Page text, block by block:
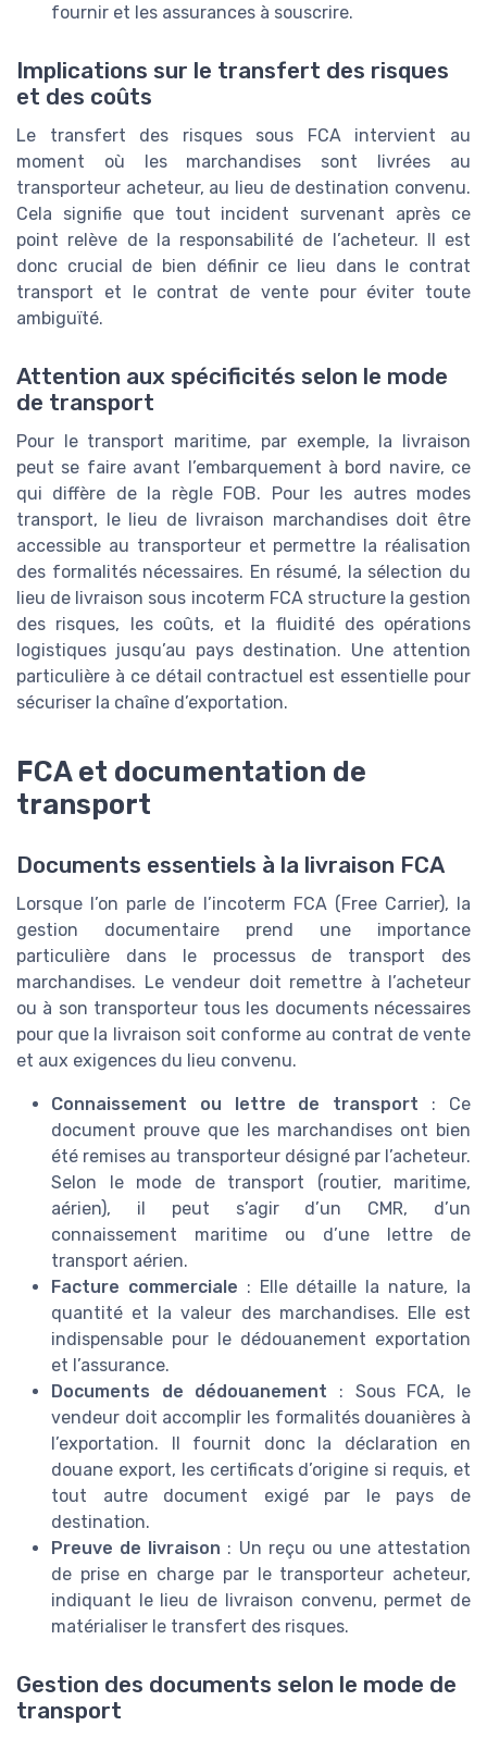
fournir et les assurances à souscrire.
Implications sur le transfert des risques
et des coûts
Le transfert des risques sous FCA intervient au
moment où les marchandises sont livrées au
transporteur acheteur, au lieu de destination convenu.
Cela signifie que tout incident survenant après ce
point relève de la responsabilité de l’acheteur. Il est
donc crucial de bien définir ce lieu dans le contrat
transport et le contrat de vente pour éviter toute
ambiguïté.
Attention aux spécificités selon le mode
de transport
Pour le transport maritime, par exemple, la livraison
peut se faire avant l’embarquement à bord navire, ce
qui diffère de la règle FOB. Pour les autres modes
transport, le lieu de livraison marchandises doit être
accessible au transporteur et permettre la réalisation
des formalités nécessaires. En résumé, la sélection du
lieu de livraison sous incoterm FCA structure la gestion
des risques, les coûts, et la fluidité des opérations
logistiques jusqu’au pays destination. Une attention
particulière à ce détail contractuel est essentielle pour
sécuriser la chaîne d’exportation.
FCA et documentation de
transport
Documents essentiels à la livraison FCA
Lorsque l’on parle de l’incoterm FCA (Free Carrier), la
gestion documentaire prend une importance
particulière dans le processus de transport des
marchandises. Le vendeur doit remettre à l’acheteur
ou à son transporteur tous les documents nécessaires
pour que la livraison soit conforme au contrat de vente
et aux exigences du lieu convenu.
Connaissement ou lettre de transport : Ce
document prouve que les marchandises ont bien
été remises au transporteur désigné par l’acheteur.
Selon le mode de transport (routier, maritime,
aérien), il peut s’agir d’un CMR, d’un
connaissement maritime ou d’une lettre de
transport aérien.
Facture commerciale : Elle détaille la nature, la
quantité et la valeur des marchandises. Elle est
indispensable pour le dédouanement exportation
et l’assurance.
Documents de dédouanement : Sous FCA, le
vendeur doit accomplir les formalités douanières à
l’exportation. Il fournit donc la déclaration en
douane export, les certificats d’origine si requis, et
tout autre document exigé par le pays de
destination.
Preuve de livraison : Un reçu ou une attestation
de prise en charge par le transporteur acheteur,
indiquant le lieu de livraison convenu, permet de
matérialiser le transfert des risques.
Gestion des documents selon le mode de
transport